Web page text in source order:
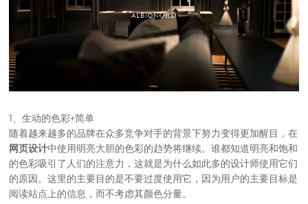
1、生动的色彩+简单
随着越来越多的品牌在众多竞争对手的背景下努力变得更加醒目，在
网页设计中使用明亮大胆的色彩的趋势将继续。谁都知道明亮和饱和
的色彩吸引了人们的注意力，这就是为什么如此多的设计师使用它们
的原因。这里的主要目的是不要过度使用它，因为用户的主要目标是
阅读站点上的信息，而不考虑其颜色分量。